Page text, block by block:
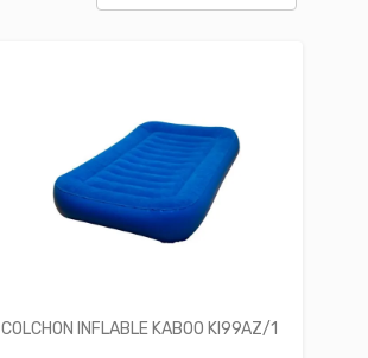
COLCHON INFLABLE KABOO KI99AZ/1